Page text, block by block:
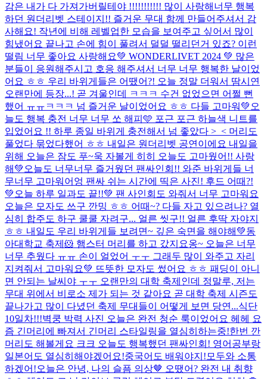
감은 내가 다 가져가버릴테야 !!!!!!!!!!! 많이 사랑해 너무 행복
하던 원더리벳 스테이지!! 즐거운 무대 함께 만들어주셔서 감
사해요! 작년에 비해 레벨업한 모습을 보여주고 싶어서 많이
힘냈어요 끝나고 손에 힘이 풀려서 덜덜 떨리던거 있죠? 이런
떨림 너무 좋아요 사랑해요💚 WONDERLIVET 2024 💚 많은
분들이 응원해주시고 호응 해주셔서 너무 너무 행복한 날이었
어요 ㅎㅎ 우리 바위게들은 어땠어?! 오늘 정말 더워서 땀시연
오랜만에 등장...! 곧 겨울인데 ㅋㅋㅋ 수건 없었으면 어쩔 뻔
했어 ㅠㅠㅋㅋㅋ 넘 즐거운 날이었어요 ㅎㅎ 다들 고마워💚 오
늘도 행복 충전 너무 너무 쏘 해피🩵 포근 포근 하늘색 니트를
입었어요 !! 하루 종일 바위게 충전해서 넘 좋았다 >_< 머리도
풀었다 묶었다했어 ㅎㅎ 내일은 원더리벳 공연이에요 내일을
위해 오늘은 잠도 푸~욱 자볼게 히히 오늘도 고마웠어!! 사랑
해💚 오늘도 너무너무 즐거웠던 팬싸인회!! 와준 바위게들 너
무너무 고마워어엉 팬싸 쉬는 시간에 띡은 사진! 후드 어때?!
💚오늘 하루 일과도 끝!!💚 팬 사인회도 와줘서 너무 고마워요
오늘은 모자도 쓰구 깐밍 ㅎㅎ 어때~? 다들 자고 있으려나? 열
심히 합주도 하구 쿨쿨 자려구... 얼른 씻구!! 얼른 후딱 자야지
ㅎㅎ 내일도 우리 바위게들 보려면~ 깊은 숙면을 해야해💚동
아대학교 축제🐹 햄스터 머리를 하고 갔지요옹~ 오늘은 너무
너무 추웠다 ㅠㅠ 손이 얼었어 ㅜㅜ 그래두 많이 와주고 자리
지켜줘서 고마워요💚 뜨뜻한 모자도 썼어요 ㅎㅎ 패딩이 아니
면 안되는 날씨야 ㅜㅜ 오랜만의 대학 축제인데 정말루, 저는
무대 위에서 비로소 제가 되는 것 같아요 곧 대학 축제 시즌도
끝나가고 많이 다녔던 축제 무대들이 어떻게 보면 당연...식단
10일차!!!벽쿵 박력 사진 오늘은 완전 청순 룩이었어요 헤헤 요
즘 긴머리에 빠져서 긴머리 스타일링을 열심히하는중!한번 깐
머리도 해볼게요 크크 오늘도 행복했던 팬싸인회! 영어공부랑
일본어도 열심히해야겠어요!중국어도 배워야지!모두와 소통
하겠어!오늘은 안녕, 나의 슬픔 의상🤎 오땠어? 완전 내 취향